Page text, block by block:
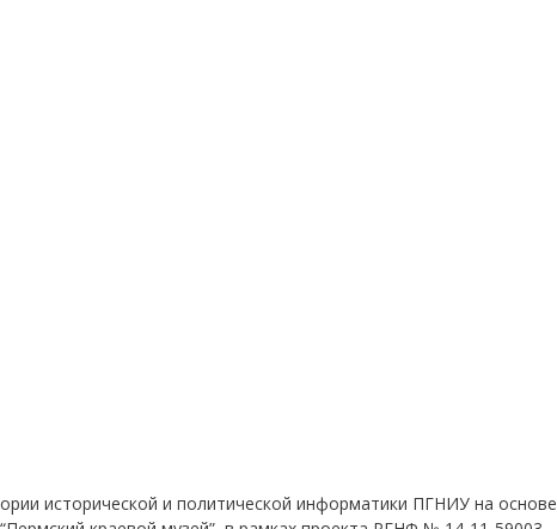
исторической и политической информатики ПГНИУ на основе